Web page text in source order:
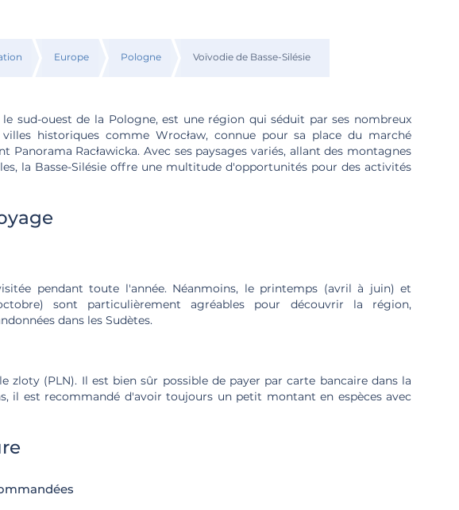
Europe Pologne Voïvodie de Basse-Silésie
le sud-ouest de la Pologne, est une région qui séduit par ses nombreux
historiques comme Wrocław, connue pour sa place du marché
Panorama Racławicka. Avec ses paysages variés, allant des montagnes
la Basse-Silésie offre une multitude d'opportunités pour des activités
pendant toute l'année. Néanmoins, le printemps (avril à juin) et
sont particulièrement agréables pour découvrir la région,
dans les Sudètes.
zloty (PLN). Il est bien sûr possible de payer par carte bancaire dans la
il est recommandé d'avoir toujours un petit montant en espèces avec